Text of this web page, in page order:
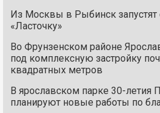
Из Москвы в Рыбинск запустят
«Ласточку»
Во Фрунзенском районе
под комплексную застройку
квадратных метров
В ярославском парке 30-летия
планируют новые работы по